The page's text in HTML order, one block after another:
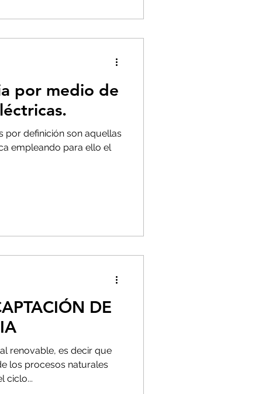
por medio de
por definición son aquellas
empleando para ello el
DE
renovable, es decir que
los procesos naturales
ciclo...